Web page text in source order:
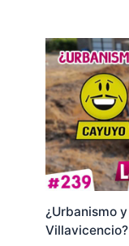
¿Urbanismo
Villavicencio?